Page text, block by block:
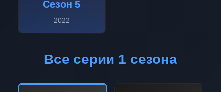
Сезон 5
2022
Все серии 1 сезона